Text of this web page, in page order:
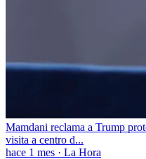
Mamdani reclama a Trump
visita a centro d...
hace 1 mes · La Hora